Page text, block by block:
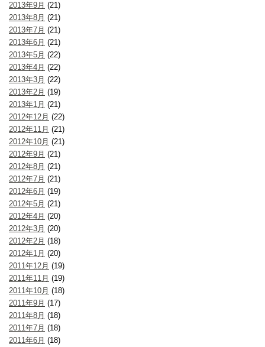
2013年9月 (21)
2013年8月 (21)
2013年7月 (21)
2013年6月 (21)
2013年5月 (22)
2013年4月 (22)
2013年3月 (22)
2013年2月 (19)
2013年1月 (21)
2012年12月 (22)
2012年11月 (21)
2012年10月 (21)
2012年9月 (21)
2012年8月 (21)
2012年7月 (21)
2012年6月 (19)
2012年5月 (21)
2012年4月 (20)
2012年3月 (20)
2012年2月 (18)
2012年1月 (20)
2011年12月 (19)
2011年11月 (19)
2011年10月 (18)
2011年9月 (17)
2011年8月 (18)
2011年7月 (18)
2011年6月 (18)